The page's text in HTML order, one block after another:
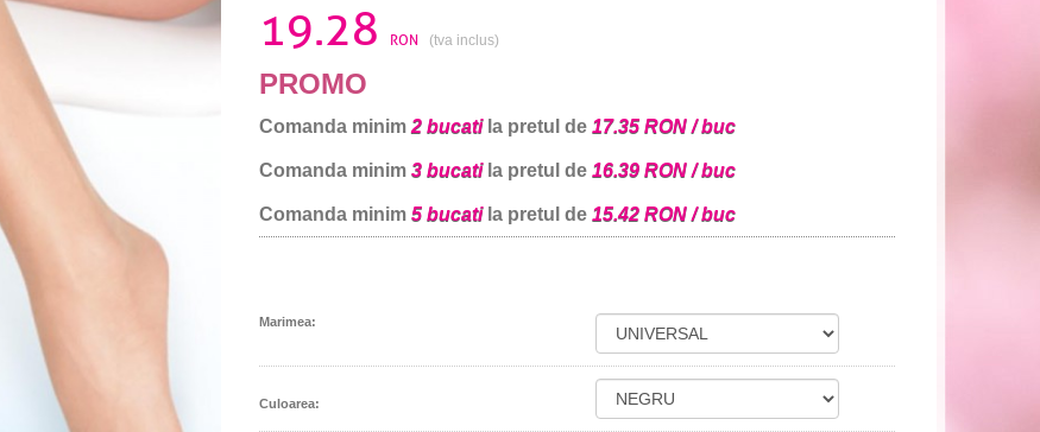
19.28 RON (tva inclus)
PROMO
Comanda minim 2 bucatila pretul de 17.35 RON / buc
Comanda minim 3 bucatila pretul de 16.39 RON / buc
Comanda minim 5 bucatila pretul de 15.42 RON / buc
Marimea:
Culoarea: